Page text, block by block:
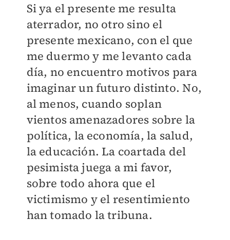
Si ya el presente me resulta
aterrador, no otro sino el
presente mexicano, con el que
me duermo y me levanto cada
día, no encuentro motivos para
imaginar un futuro distinto. No,
al menos, cuando soplan
vientos amenazadores sobre la
política, la economía, la salud,
la educación. La coartada del
pesimista juega a mi favor,
sobre todo ahora que el
victimismo y el resentimiento
han tomado la tribuna.